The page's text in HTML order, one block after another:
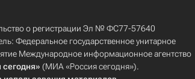
о регистрации Эл № ФС77-57640
Федеральное государственное унитарное
Международное информационное агентство
(МИА «Россия сегодня»).